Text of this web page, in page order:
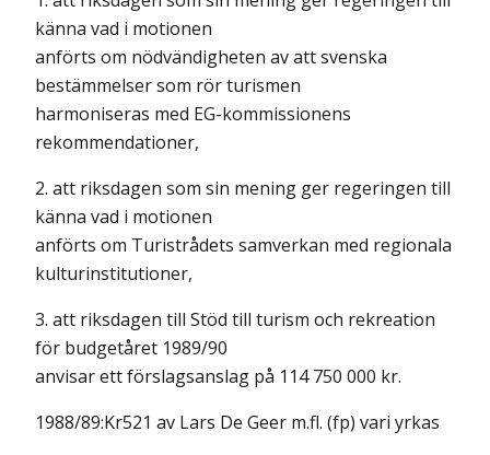
känna vad i motionen
anförts om nödvändigheten av att svenska
bestämmelser som rör turismen
harmoniseras med EG-kommissionens
rekommendationer,
2. att riksdagen som sin mening ger regeringen till
känna vad i motionen
anförts om Turistrådets samverkan med regionala
kulturinstitutioner,
3. att riksdagen till Stöd till turism och rekreation
för budgetåret 1989/90
anvisar ett förslagsanslag på 114 750 000 kr.
1988/89:Kr521 av Lars De Geer m.fl. (fp) vari yrkas